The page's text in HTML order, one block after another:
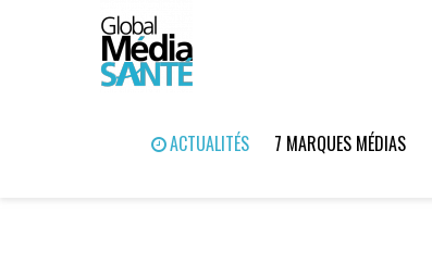
ACTUALITÉS 7 MARQUES MÉDIAS